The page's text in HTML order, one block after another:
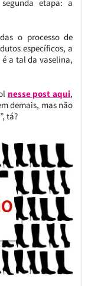
etapa: a
o processo de
específicos, a
a tal da vaselina,
nesse post aqui,
demais, mas não
tá?